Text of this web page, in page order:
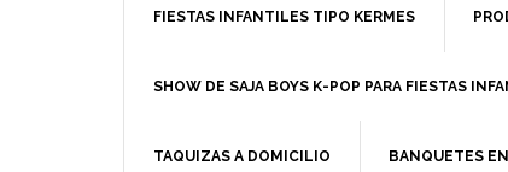
FIESTAS INFANTILES TIPO KERMES
SHOW DE SAJA BOYS K-POP PARA FIESTAS
TAQUIZAS A DOMICILIO BANQUETES